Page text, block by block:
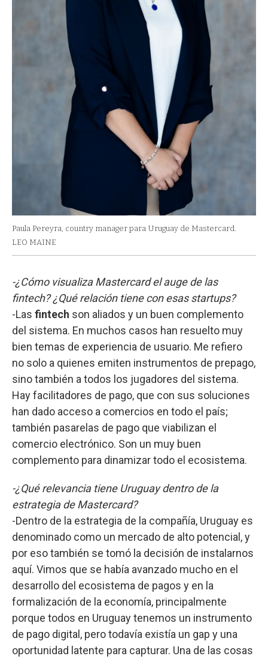
Paula Pereyra, country manager para Uruguay de Mastercard.
LEO MAINE
-¿Cómo visualiza Mastercard el auge de las
fintech? ¿Qué relación tiene con esas startups?
-Las fintech son aliados y un buen complemento
del sistema. En muchos casos han resuelto muy
bien temas de experiencia de usuario. Me refiero
no solo a quienes emiten instrumentos de prepago,
sino también a todos los jugadores del sistema.
Hay facilitadores de pago, que con sus soluciones
han dado acceso a comercios en todo el país;
también pasarelas de pago que viabilizan el
comercio electrónico. Son un muy buen
complemento para dinamizar todo el ecosistema.
-¿Qué relevancia tiene Uruguay dentro de la
estrategia de Mastercard?
-Dentro de la estrategia de la compañía, Uruguay es
denominado como un mercado de alto potencial, y
por eso también se tomó la decisión de instalarnos
aquí. Vimos que se había avanzado mucho en el
desarrollo del ecosistema de pagos y en la
formalización de la economía, principalmente
porque todos en Uruguay tenemos un instrumento
de pago digital, pero todavía existía un gap y una
oportunidad latente para capturar. Una de las cosas